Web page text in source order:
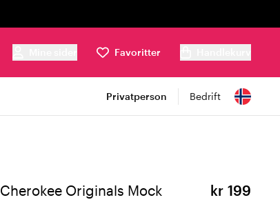
Favoritter
Privatperson Bedrift
Cherokee Originals Mock
kr 199